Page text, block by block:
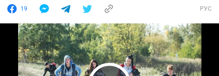
19 РУС